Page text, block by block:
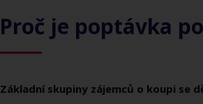
Proč je poptávka
Základní skupiny zájemců o koupi se